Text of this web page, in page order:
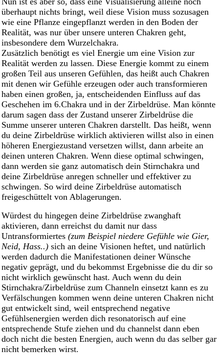
überhaupt nichts bringt, weil diese Vision muss sozusagen
wie eine Pflanze eingepflanzt werden in den Boden der
Realität, was nur über unsere unteren Chakren geht,
insbesondere dem Wurzelchakra.
Zusätzlich benötigt es viel Energie um eine Vision zur
Realität werden zu lassen. Diese Energie kommt zu einem
großen Teil aus unseren Gefühlen, das heißt auch Chakren
mit denen wir Gefühle erzeugen oder auch transformieren
haben einen großen, ja, entscheidenden Einfluss auf das
Geschehen im 6.Chakra und in der Zirbeldrüse. Man könnte
darum sagen dass der Zustand unserer Zirbeldrüse die
Summe unserer unteren Chakren darstellt. Das heißt, wenn
du deine Zirbeldrüse wirklich aktivieren willst also in einen
höheren Energiezustand versetzen willst, dann arbeite an
deinen unteren Chakren. Wenn diese optimal schwingen,
dann werden sie ganz automatisch dein Stirnchakra und
deine Zirbeldrüse anregen schneller und effektiver zu
schwingen. So wird deine Zirbeldrüse automatisch
freigeschüttelt von Ablagerungen.
Würdest du hingegen deine Zirbeldrüse zwanghaft
aktivieren, dann erreichst du damit nur dass
Untransformiertes (zum Beispiel niedere Gefühle wie Gier,
Neid, Hass..) sich an deine Visionen heftet, und natürlich
werden dadurch die Manifestationen deiner Wünsche
negativ geprägt, und du bekommst Ergebnisse die du dir so
nicht wirklich gewünscht hast. Auch wenn du dein
Stirnchakra/Zirbeldrüse zum Channeln einsetzt kann es zu
Verfälschungen kommen wenn deine unteren Chakren nicht
gut entwickelt sind, weil entsprechend negative
Gefühlsenergien werden dich resonatorisch auf eine
entsprechende Stufe ziehen und du channelst dann eben
doch nicht die besten Energien, auch wenn du das selber gar
nicht bemerken wirst.